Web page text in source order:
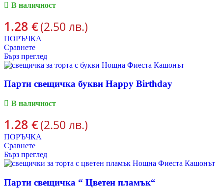
В наличност
1.28 €(2.50 лв.)
ПОРЪЧКА
Сравнете
Бърз преглед
Парти свещичка букви Happy Birthday
В наличност
1.28 €(2.50 лв.)
ПОРЪЧКА
Сравнете
Бърз преглед
Парти свещичка “ Цветен пламък“